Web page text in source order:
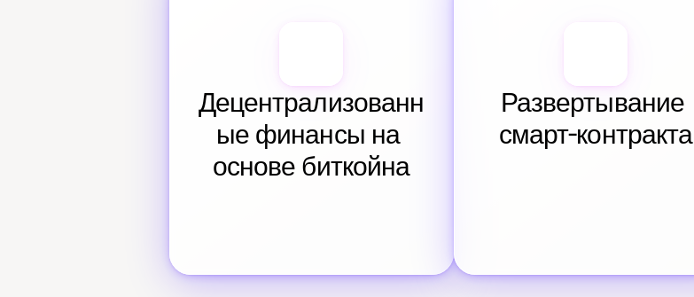
Децентрализованн
ые финансы на
основе биткойна
Развертывание
смарт-контракта